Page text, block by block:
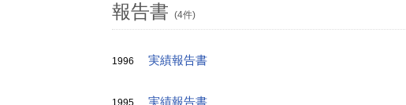
報告書 (4件)
1996 実績報告書
1995 実績報告書